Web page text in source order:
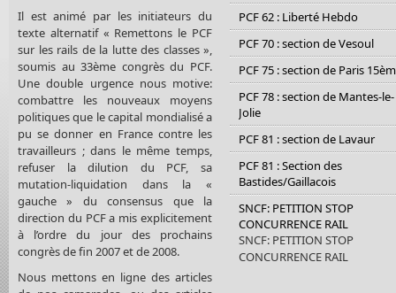
Il est animé par les initiateurs du
texte alternatif « Remettons le PCF
sur les rails de la lutte des classes »,
soumis au 33ème congrès du PCF.
Une double urgence nous motive:
combattre les nouveaux moyens
politiques que le capital mondialisé a
pu se donner en France contre les
travailleurs ; dans le même temps,
refuser la dilution du PCF, sa
mutation-liquidation dans la «
gauche » du consensus que la
direction du PCF a mis explicitement
à l’ordre du jour des prochains
congrès de fin 2007 et de 2008.
Nous mettons en ligne des articles
PCF 62 : Liberté Hebdo
PCF 70 : section de Vesoul
PCF 75 : section de Paris
PCF 78 : section de Mantes-le-
Jolie
PCF 81 : section de Lavaur
PCF 81 : Section des
Bastides/Gaillacois
SNCF: PETITION STOP
CONCURRENCE RAIL
SNCF: PETITION STOP
CONCURRENCE RAIL